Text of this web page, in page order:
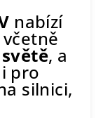
nabízí
, a
pro
silnici,